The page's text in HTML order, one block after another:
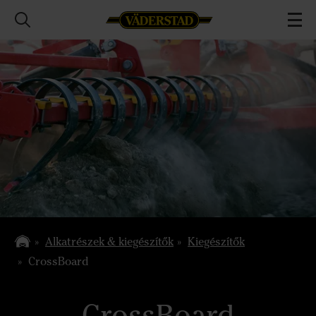
Alkatrészek & kiegészítők
Kiegészítők
CrossBoard